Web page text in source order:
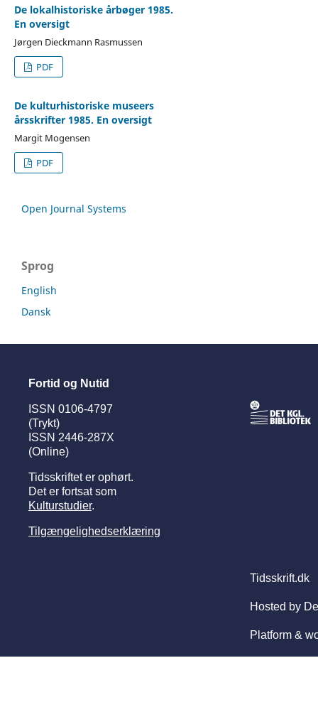
De lokalhistoriske årbøger 1985.
En oversigt
Jørgen Dieckmann Rasmussen
PDF
De kulturhistoriske museers
årsskrifter 1985. En oversigt
Margit Mogensen
PDF
Open Journal Systems
Sprog
English
Dansk
Fortid og Nutid
ISSN 0106-4797
(Trykt)
ISSN 2446-287X
(Online)
Tidsskriftet er ophørt.
Det er fortsat som
Kulturstudier.
Tilgængelighedserklæring